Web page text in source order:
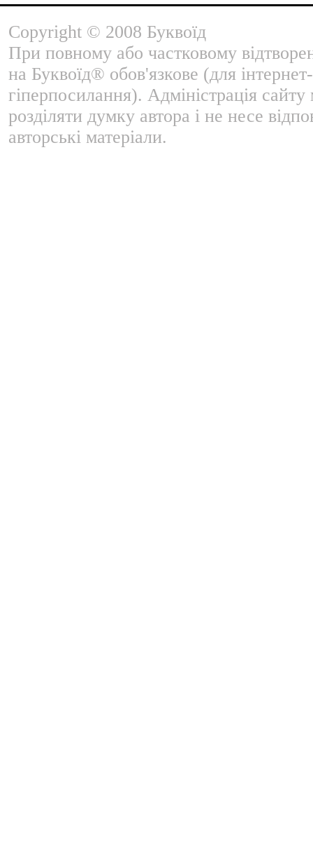
Copyright © 2008 Буквоїд
При повному або частковому
на Буквоїд® обов'язкове (для
гіперпосилання). Адміністрація
розділяти думку автора і не несе
авторські матеріали.